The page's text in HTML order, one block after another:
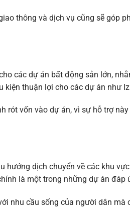
thông và dịch vụ cũng sẽ góp
các dự án bất động sản lớn,
thuận lợi cho các dự án như
rót vốn vào dự án, vì sự hỗ trợ
hướng dịch chuyển về các khu
là một trong những dự án đáp
nhu cầu sống của người dân